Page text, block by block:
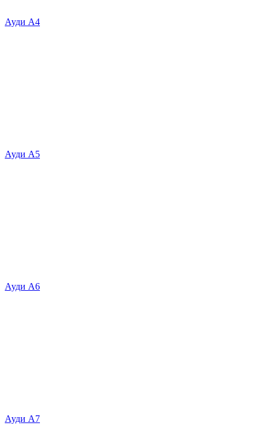
Ауди А4
Ауди А5
Ауди А6
Ауди А7